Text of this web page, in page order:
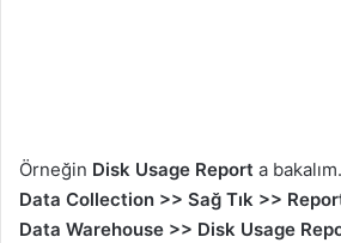
Örneğin Disk Usage Report a bakalım.
Data Collection >> Sağ Tık >>
Data Warehouse >> Disk Usage